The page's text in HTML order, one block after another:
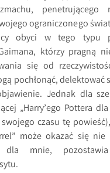
penetrującego
ograniczonego
obyci w tego typu
którzy pragną
się od
pochłonąć, delektować
Jednak dla
„Harry’ego Pottera dla
czasu tę
może okazać się nie
dla mnie,